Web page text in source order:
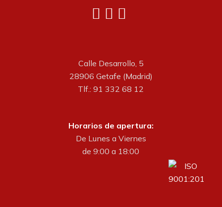
Calle Desarrollo, 5
28906 Getafe (Madrid)
Tlf.: 91 332 68 12
Horarios de apertura:
De Lunes a Viernes
de 9:00 a 18:00